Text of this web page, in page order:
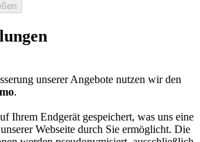
unserer Angebote nutzen wir den
.
Ihrem Endgerät gespeichert, was uns eine
Webseite durch Sie ermöglicht. Die